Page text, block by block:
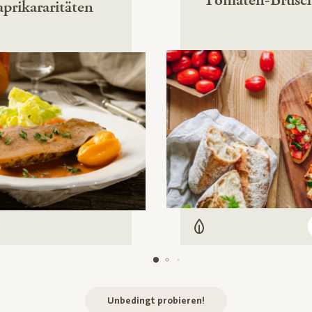
Vegetarisch
Unbedingt probieren!